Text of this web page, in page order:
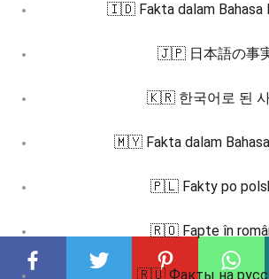
🇮🇩 Fakta dalam Bahasa
🇯🇵 日本語の事
🇰🇷 한국어로 된
🇲🇾 Fakta dalam
🇵🇱 Fakty po
🇷🇴 Fapte în
🇷🇺 Факты на